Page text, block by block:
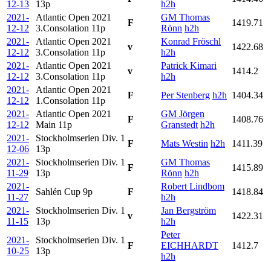
12-13 13p h2h
2021-
12-12
Atlantic Open 2021
3.Consolation 11p
F
GM Thomas
Rönn h2h
1419.71
2021-
12-12
Atlantic Open 2021
3.Consolation 11p
v
Konrad Fröschl
h2h
1422.68
2021-
12-12
Atlantic Open 2021
3.Consolation 11p
v
Patrick Kimari
h2h
1414.2
2021-
12-12
Atlantic Open 2021
1.Consolation 11p
F Per Stenberg h2h 1404.34
2021-
12-12
Atlantic Open 2021
Main 11p
F
GM Jörgen
Granstedt h2h
1408.76
2021-
12-06
Stockholmserien Div. 1
13p
F Mats Westin h2h
1411.39
2021-
11-29
Stockholmserien Div. 1
13p
F
GM Thomas
Rönn h2h
1415.89
2021-
11-27
Sahlén Cup 9p F
Robert Lindbom
h2h
1418.84
2021-
11-15
Stockholmserien Div. 1
13p
v
Jan Bergström
h2h
1422.31
2021-
10-25
Stockholmserien Div. 1
13p
F
Peter
EICHHARDT
h2h
1412.7